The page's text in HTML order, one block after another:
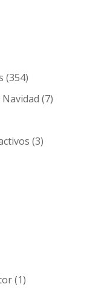
(354)
(7)
(3)
(1)